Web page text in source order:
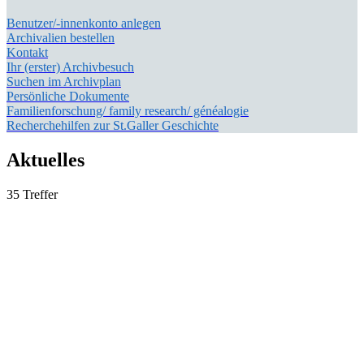
Benutzer/-innenkonto anlegen
Archivalien bestellen
Kontakt
Ihr (erster) Archivbesuch
Suchen im Archivplan
Persönliche Dokumente
Familienforschung/ family research/ généalogie
Recherchehilfen zur St.Galler Geschichte
Aktuelles
35 Treffer